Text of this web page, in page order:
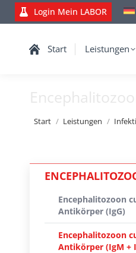
Login Mein LABOR
Start Leistungen
Sie befinden sich hier:
Start Leistungen
Encephalitozoon
Antikörper (IgG)
Encephalitozoon
Antikörper (IgM +